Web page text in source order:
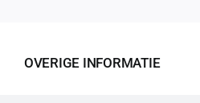
OVERIGE INFORMATIE